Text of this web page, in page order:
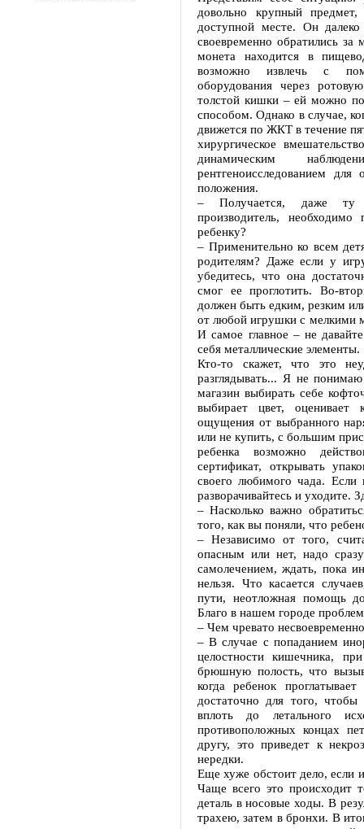
довольно крупный
доступной месте. Он
своевременно обратились
монета находится в
возможно извлечь с
оборудования через
толстой кишки – ей можно
способом. Однако в случае,
движется по ЖКТ в течение
хирургическое
динамическим
рентгеноисследованием
положения.
– Получается, даже ту
производитель, необходимо
ребенку?
– Применительно ко всем
родителям? Даже если у
убедитесь, что она
смог ее проглотить. Во-
должен быть едким, резким
от любой игрушки с мелкими
И самое главное – не
себя металлические элементы.
Кто-то скажет, что это
разглядывать... Я не
магазин выбирать себе
выбирает цвет, оценивает
ощущения от выбранного
или не купить, с большим
ребенка возможно
сертификат, открывать
своего любимого чада. Если
разворачивайтесь и уходите.
– Насколько важно
того, как вы поняли, что
– Независимо от того,
опасным или нет, надо
самолечением, ждать, пока
нельзя. Что касается
пути, неотложная помощь
Благо в нашем городе
– Чем чревато
– В случае с попаданием
целостности кишечника,
брюшную полость, что
когда ребенок
достаточно для того,
вплоть до летального
противоположных концах
другу, это приведет к
нередки.
Еще хуже обстоит дело, если
Чаще всего это происходит
деталь в носовые ходы. В
трахею, затем в бронхи. В